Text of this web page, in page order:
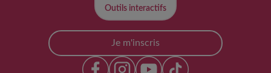
Outils interactifs​
Je m'inscris